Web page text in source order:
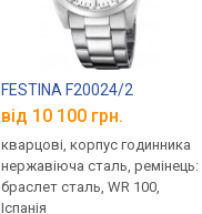
FESTINA F20024/2
від 10 100 грн.
кварцові, корпус годинника
нержавіюча сталь, ремінець:
браслет сталь, WR 100,
Іспанія